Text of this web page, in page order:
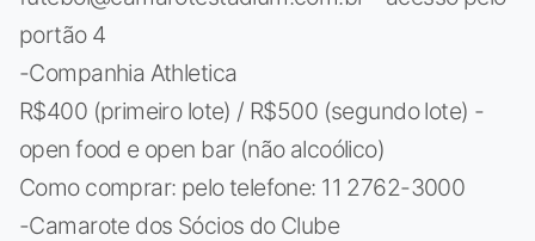
portão 4
-Companhia Athletica
R$400 (primeiro lote) / R$500 (segundo lote) -
open food e open bar (não alcoólico)
Como comprar: pelo telefone: 11 2762-3000
-Camarote dos Sócios do Clube